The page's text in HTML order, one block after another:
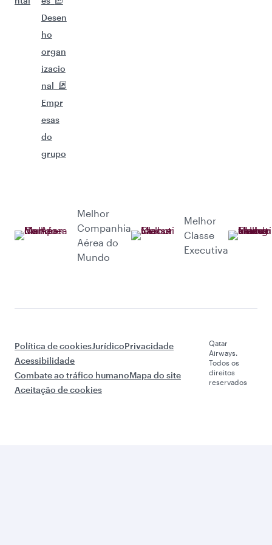
Desen
ho
organ
izacio
nal
Empr
esas
do
grupo
Melhor
Companhia
Aérea do
Mundo
Melhor
Classe
Executiva
Política de cookiesJurídicoPrivacidade
Acessibilidade
Combate ao tráfico humanoMapa do site
Aceitação de cookies
Qatar
Airways.
Todos os
direitos
reservados